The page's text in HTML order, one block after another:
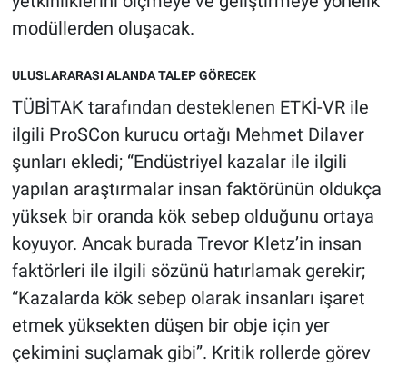
modüllerden oluşacak.
ULUSLARARASI ALANDA TALEP GÖRECEK
TÜBİTAK tarafından desteklenen ETKİ-VR ile
ilgili ProSCon kurucu ortağı Mehmet Dilaver
şunları ekledi; “Endüstriyel kazalar ile ilgili
yapılan araştırmalar insan faktörünün oldukça
yüksek bir oranda kök sebep olduğunu ortaya
koyuyor. Ancak burada Trevor Kletz’in insan
faktörleri ile ilgili sözünü hatırlamak gerekir;
“Kazalarda kök sebep olarak insanları işaret
etmek yüksekten düşen bir obje için yer
çekimini suçlamak gibi”. Kritik rollerde görev